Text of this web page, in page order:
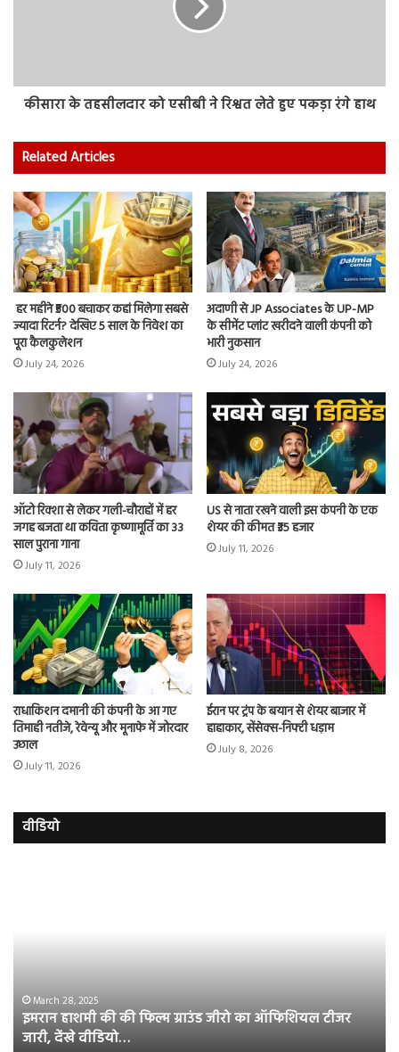
कीसारा के तहसीलदार को एसीबी ने रिश्वत लेते हुए पकड़ा रंगे हाथ
Related Articles
हर महीने ₹500 बचाकर कहां मिलेगा सबसे
ज्यादा रिटर्न? देखिए 5 साल के निवेश का
पूरा कैलकुलेशन
July 24, 2026
अदाणी से JP Associates के UP-MP
के सीमेंट प्लांट खरीदने वाली कंपनी को
भारी नुकसान
July 24, 2026
ऑटो रिक्शा से लेकर गली-चौराहों में हर
जगह बजता था कविता कृष्णामूर्ति का 33
साल पुराना गाना
July 11, 2026
US से नाता रखने वाली इस कंपनी के एक
शेयर की कीमत ₹35 हजार
July 11, 2026
राधाकिशन दमानी की कंपनी के आ गए
तिमाही नतीजे, रेवेन्यू और मूनाफे में जोरदार
उछाल
July 11, 2026
ईरान पर ट्रंप के बयान से शेयर बाजार में
हाहाकार, सेंसेक्स-निफ्टी धड़ाम
July 8, 2026
वीडियो
का
ऑफिशियल
टीजर
March 28, 2025
इमरान हाशमी की की फिल्म ग्राउंड जीरो का ऑफिशियल टीजर
जारी, देंखे वीडियो…